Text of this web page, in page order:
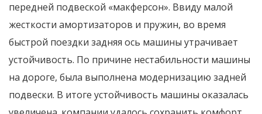
передней подвеской «макферсон». Ввиду малой
жесткости амортизаторов и пружин, во время
быстрой поездки задняя ось машины утрачивает
устойчивость. По причине нестабильности машины
на дороге, была выполнена модернизацию задней
подвески. В итоге устойчивость машины оказалась